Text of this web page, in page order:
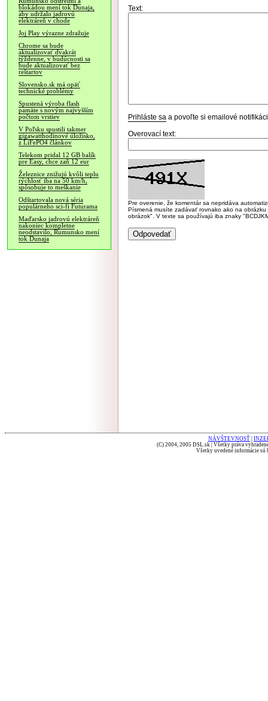
blokádou mení tok Dunaja,
aby udržalo jadrovú
elektráreň v chode
Joj Play výrazne zdražuje
Chrome sa bude
aktualizovať dvakrát
týždenne, v budúcnosti sa
bude aktualizovať bez
reštartov
Slovensko.sk má opäť
technické problémy
Spustená výroba flash
pamäte s novým najvyšším
počtom vrstiev
V Poľsku spustili takmer
gigawatthodinové úložisko,
z LiFePO4 článkov
Telekom pridal 12 GB balík
pre Easy, chce zaň 12 eur
Železnice znižujú kvôli teplu
rýchlosť iba na 50 km/h,
spôsobuje to meškanie
Odštartovala nová séria
populárneho sci-fi Futurama
Maďarsko jadrovú elektráreň
nakoniec kompletne
neodstavilo, Rumunsko mení
tok Dunaja
Text:
Prihláste sa a povoľte si emailové
Overovací text:
Pre overenie, že komentár sa nepridáva
Písmená musíte zadávať rovnako ako na
obrázok". V texte sa používajú iba znaky
NÁVŠTEVNOSŤ
(C) 2004, 2005 DSL.sk | Všetky práva
Všetky uvedené informácie sú